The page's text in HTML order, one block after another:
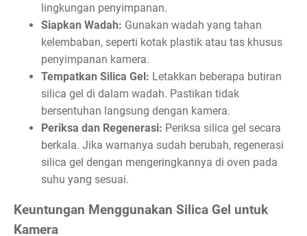
lingkungan penyimpanan.
Siapkan Wadah: Gunakan wadah yang tahan
kelembaban, seperti kotak plastik atau tas khusus
penyimpanan kamera.
Tempatkan Silica Gel: Letakkan beberapa butiran
silica gel di dalam wadah. Pastikan tidak
bersentuhan langsung dengan kamera.
Periksa dan Regenerasi: Periksa silica gel secara
berkala. Jika warnanya sudah berubah, regenerasi
silica gel dengan mengeringkannya di oven pada
suhu yang sesuai.
Keuntungan Menggunakan Silica Gel untuk
Kamera